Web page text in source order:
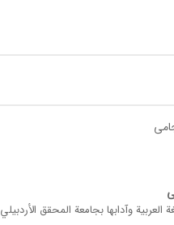
وآدابها بجامعة المحقق الأردبیلي